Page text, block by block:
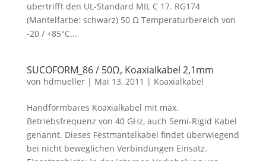
übertrifft den UL-Standard MIL C 17. RG174
(Mantelfarbe: schwarz) 50 Ω Temperaturbereich von
-20 / +85°C...
SUCOFORM_86 / 50Ω, Koaxialkabel 2,1mm
von hdmueller| Mai 13, 2011 | Koaxialkabel
Handformbares Koaxialkabel mit max.
Betriebsfrequenz von 40 GHz, auch Semi-Rigid Kabel
genannt. Dieses Festmantelkabel findet überwiegend
bei nicht beweglichen Verbindungen Einsatz.